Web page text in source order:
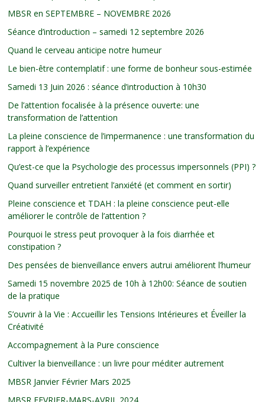
MBSR en SEPTEMBRE – NOVEMBRE 2026
Séance d’introduction – samedi 12 septembre 2026
Quand le cerveau anticipe notre humeur
Le bien-être contemplatif : une forme de bonheur sous-estimée
Samedi 13 Juin 2026 : séance d’introduction à 10h30
De l’attention focalisée à la présence ouverte: une
transformation de l’attention
La pleine conscience de l’impermanence : une transformation du
rapport à l’expérience
Qu’est-ce que la Psychologie des processus impersonnels (PPI) ?
Quand surveiller entretient l’anxiété (et comment en sortir)
Pleine conscience et TDAH : la pleine conscience peut-elle
améliorer le contrôle de l’attention ?
Pourquoi le stress peut provoquer à la fois diarrhée et
constipation ?
Des pensées de bienveillance envers autrui améliorent l’humeur
Samedi 15 novembre 2025 de 10h à 12h00: Séance de soutien
de la pratique
S’ouvrir à la Vie : Accueillir les Tensions Intérieures et Éveiller la
Créativité
Accompagnement à la Pure conscience
Cultiver la bienveillance : un livre pour méditer autrement
MBSR Janvier Février Mars 2025